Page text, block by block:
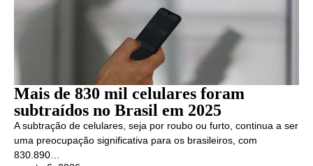
Mais de 830 mil celulares foram
subtraídos no Brasil em 2025
A subtração de celulares, seja por roubo ou furto, continua a ser
uma preocupação significativa para os brasileiros, com
830.890…